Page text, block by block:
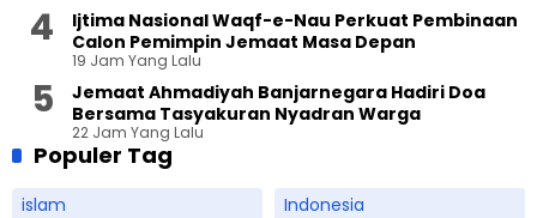
Ijtima Nasional Waqf-e-Nau Perkuat Pembinaan
Calon Pemimpin Jemaat Masa Depan
19 Jam Yang Lalu
Jemaat Ahmadiyah Banjarnegara Hadiri Doa
Bersama Tasyakuran Nyadran Warga
22 Jam Yang Lalu
Populer Tag
islam
Indonesia